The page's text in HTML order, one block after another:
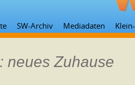
SW-Archiv Mediadaten
neues Zuhause